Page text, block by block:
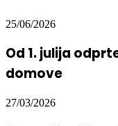
Od 1. julija